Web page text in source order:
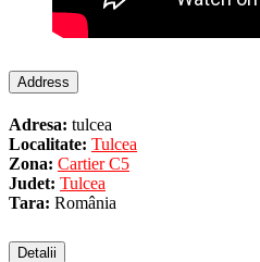
Address
Adresa: tulcea
Localitate: Tulcea
Zona: Cartier C5
Judet: Tulcea
Tara: România
Detalii